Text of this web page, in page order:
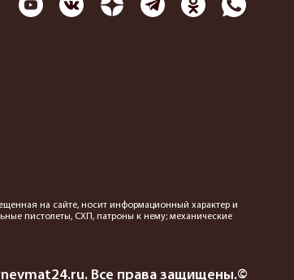
на сайте, носит информационный характер и
пистолеты, СХП, патроны к нему; механические
Все права защищены.©